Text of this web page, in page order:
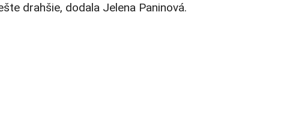
drahšie, dodala Jelena Paninová.